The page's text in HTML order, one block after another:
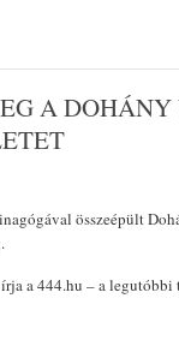
A
összeépült
a 444.hu – a